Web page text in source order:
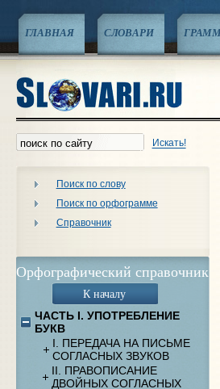
ГЛАВНАЯ СЛОВАРИ
Искать!
Поиск по слову
Поиск по орфограмме
Справочник
Орфографический справочник
К началу
ЧАСТЬ I. УПОТРЕБЛЕНИЕ
БУКВ
I. ПЕРЕДАЧА НА ПИСЬМЕ
СОГЛАСНЫХ ЗВУКОВ
II. ПРАВОПИСАНИЕ
ДВОЙНЫХ СОГЛАСНЫХ